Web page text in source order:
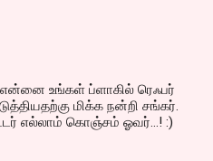
உங்கள் ப்ளாகில் ரெஃபர்
மிக்க நன்றி சங்கர்.
எல்லாம் கொஞ்சம் ஓவர்...! :)